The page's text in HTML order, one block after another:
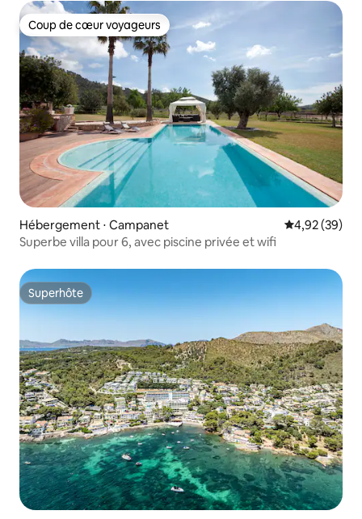
Coup de cœur voyageurs
Coup de cœur voyageurs
Hébergement ⋅ Campanet Évaluation
4,92 (39)
Superbe villa pour 6, avec piscine privée et wifi
Superhôte
Superhôte